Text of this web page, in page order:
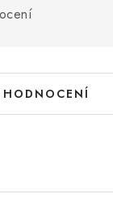
HODNOCENÍ